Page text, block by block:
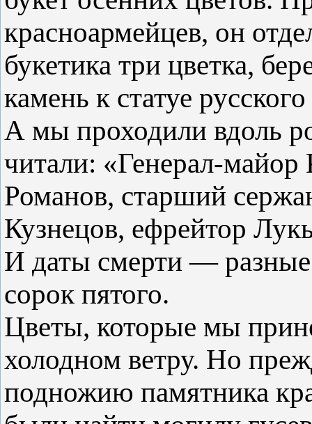
красноармейцев, он
букетика три цветка,
камень к статуе
А мы проходили вдоль
читали: «Генерал-
Романов, старший
Кузнецов, ефрейтор
И даты смерти —
сорок пятого.
Цветы, которые мы
холодном ветру. Но
подножию памятника